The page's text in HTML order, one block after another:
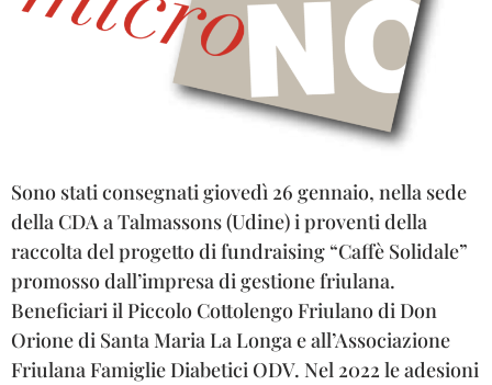
Sono stati consegnati giovedì 26 gennaio, nella sede
della CDA a Talmassons (Udine) i proventi della
raccolta del progetto di fundraising “Caffè Solidale”
promosso dall’impresa di gestione friulana.
Beneficiari il Piccolo Cottolengo Friulano di Don
Orione di Santa Maria La Longa e all’Associazione
Friulana Famiglie Diabetici ODV. Nel 2022 le adesioni